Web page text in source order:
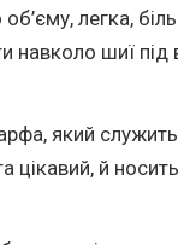
легка,
шиї під
який
й